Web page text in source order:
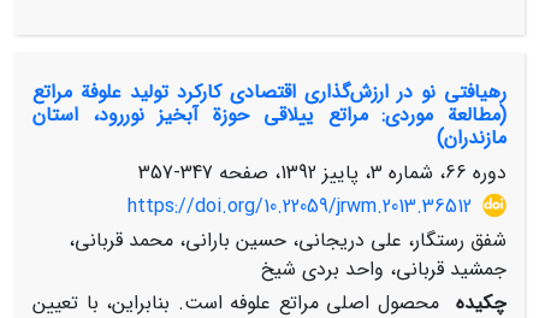
دولومیتی سازند لار، ترکیبات ماسه‌سنگ میکایی، ماسه‌سنگ
ترکیبات توف سبز، شیل توفی، و شیل خاکستری تیره تا سبز
همراه با سنگ‌های آتشفشانی سازند کرج به ترتیب با
مقاومت‌های بالا، کم، و متوسط نسبت به فرسایش انتخاب
گردیدند. در هر واحد سنگی نیز سه تراکم پوششی ضعیف،
متوسط، و خوب شناسایی شد. در هر کدام از تراکم‌های‌
پوششی، 3 تکرار با فواصل یک متر از هم مستقر گردید. در هر
بار ایجاد بارندگی مصنوعی، ویژگی‌های سطحی پلات‌ها از نظر
پوشش حفاظتی سطح خاک و مقادیر رواناب و رسوب
رهیافتی نو در ارزش‌گذاری اقتصادی کارکرد تولید علوفة مراتع
(مطالعة موردی: مراتع ییلاقی حوزة آبخیز نوررود، استان
مازندران)
دوره 66، شماره 3، پاییز 1392، صفحه
347-357
https://doi.org/10.22059/jrwm.2013.36512
شفق رستگار، علی دریجانی، حسین بارانی، محمد قربانی،
جمشید قربانی، واحد بردی شیخ
چکیده محصول اصلی مراتع علوفه است. بنابراین، با تعیین